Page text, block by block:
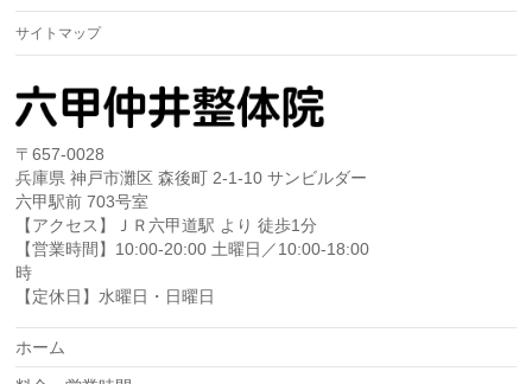
サイトマップ
〒657-0028
兵庫県 神戸市灘区 森後町 2-1-10 サンビルダー
六甲駅前 703号室
【アクセス】ＪＲ六甲道駅 より 徒歩1分
【営業時間】10:00-20:00 土曜日／10:00-18:00
時
【定休日】水曜日・日曜日
ホーム